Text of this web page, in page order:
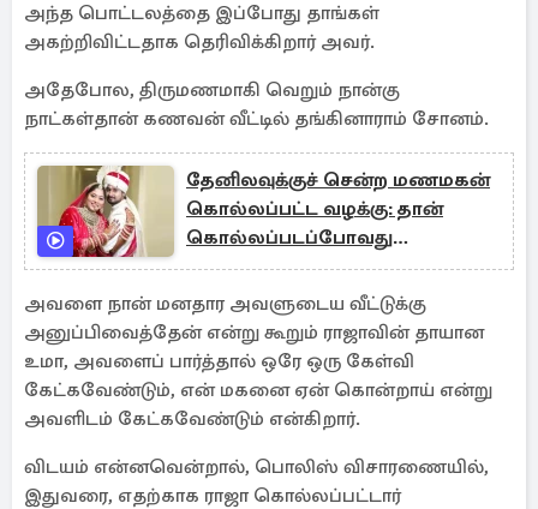
அந்த பொட்டலத்தை இப்போது தாங்கள்
அகற்றிவிட்டதாக தெரிவிக்கிறார் அவர்.
அதேபோல, திருமணமாகி வெறும் நான்கு
நாட்கள்தான் கணவன் வீட்டில் தங்கினாராம் சோனம்.
தேனிலவுக்குச் சென்ற மணமகன்
கொல்லப்பட்ட வழக்கு: தான்
கொல்லப்படப்போவது
தெரியாமல் நடந்து செல்லும்
காட்சி
அவளை நான் மனதார அவளுடைய வீட்டுக்கு
அனுப்பிவைத்தேன் என்று கூறும் ராஜாவின் தாயான
உமா, அவளைப் பார்த்தால் ஒரே ஒரு கேள்வி
கேட்கவேண்டும், என் மகனை ஏன் கொன்றாய் என்று
அவளிடம் கேட்கவேண்டும் என்கிறார்.
விடயம் என்னவென்றால், பொலிஸ் விசாரணையில்,
இதுவரை, எதற்காக ராஜா கொல்லப்பட்டார்